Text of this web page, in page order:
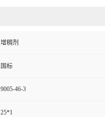
增稠剂
国标
9005-46-3
25*1